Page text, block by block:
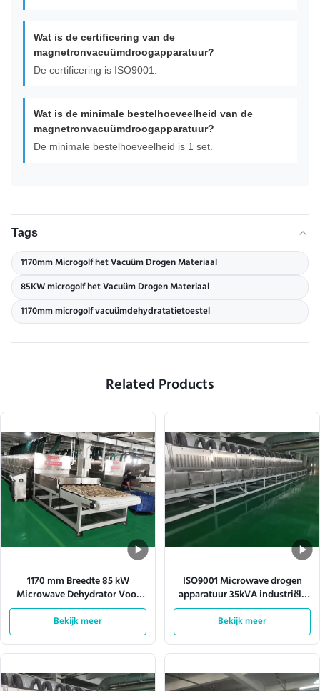
Wat is de certificering van de
magnetronvacuümdroogapparatuur?
De certificering is ISO9001.
Wat is de minimale bestelhoeveelheid van de
magnetronvacuümdroogapparatuur?
De minimale bestelhoeveelheid is 1 set.
Tags
1170mm Microgolf het Vacuüm Drogen Materiaal
85KW microgolf het Vacuüm Drogen Materiaal
1170mm microgolf vacuümdehydratatietoestel
Related Products
1170 mm Breedte 85 kW
Microwave Dehydrator Voor
Pulp Molding
Bekijk meer
ISO9001 Microwave drogen
apparatuur 35kVA industriële
microwave droger
Bekijk meer